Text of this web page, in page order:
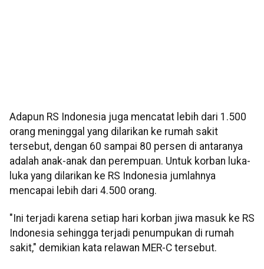
Adapun RS Indonesia juga mencatat lebih dari 1.500
orang meninggal yang dilarikan ke rumah sakit
tersebut, dengan 60 sampai 80 persen di antaranya
adalah anak-anak dan perempuan. Untuk korban luka-
luka yang dilarikan ke RS Indonesia jumlahnya
mencapai lebih dari 4.500 orang.
"Ini terjadi karena setiap hari korban jiwa masuk ke RS
Indonesia sehingga terjadi penumpukan di rumah
sakit," demikian kata relawan MER-C tersebut.